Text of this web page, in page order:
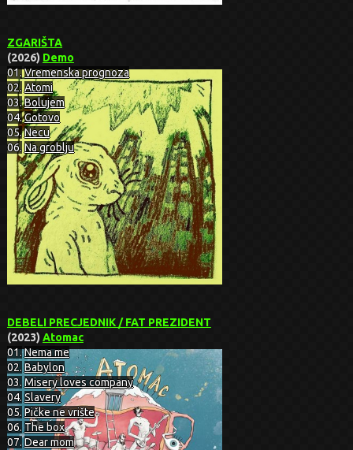
ZGARIŠTA
(2026) Demo
01.Vremenska prognoza
02.Atomi
03.Bolujem
04.Gotovo
05.Necu
06.Na groblju
DEBELI PRECJEDNIK / FAT PREZIDENT
(2023) Atomac
01.Nema me
02.Babylon
03.Misery loves company
04.Slavery
05.Pičke ne vrište
06.The box
07.Dear mom